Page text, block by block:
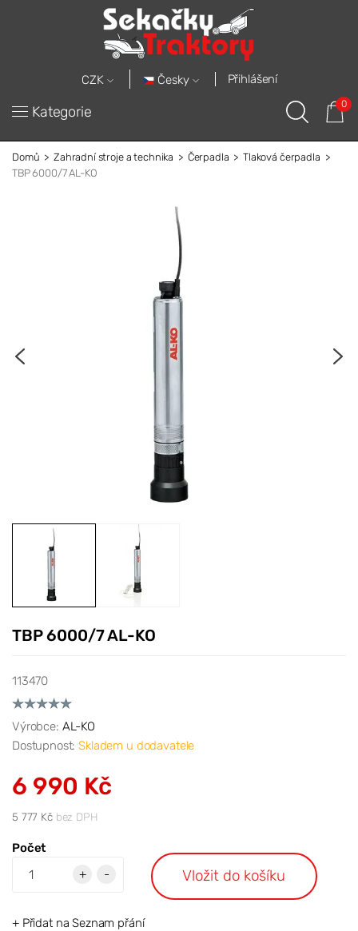
CZK Česky Přihlášení
Kategorie 0
Domů Zahradní stroje a technika Čerpadla
Tlaková čerpadla
TBP 6000/7 AL-KO
TBP 6000/7 AL-KO
113470
Výrobce: AL-KO
Dostupnost:Skladem u dodavatele
6 990 Kč
5 777 Kčbez DPH
Počet
+
- Vložit do košíku
+ Přidat na Seznam přání